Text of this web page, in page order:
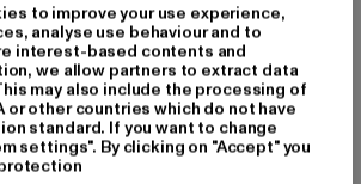
100% Baumwolle
GmbH |info@tbint.de
Straße 7 | 64372 Ober-Ramstadt |
to improve your use experience,
analyse use behaviour and to
interest-based contents and
we allow partners to extract data
may also include the processing of
or other countries which do not have
standard. If you want to change
settings". By clicking on "Accept" you